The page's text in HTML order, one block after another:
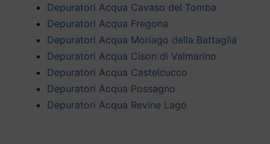
Depuratori Acqua Cavaso del Tomba
Depuratori Acqua Fregona
Depuratori Acqua Moriago della Battaglia
Depuratori Acqua Cison di Valmarino
Depuratori Acqua Castelcucco
Depuratori Acqua Possagno
Depuratori Acqua Revine Lago